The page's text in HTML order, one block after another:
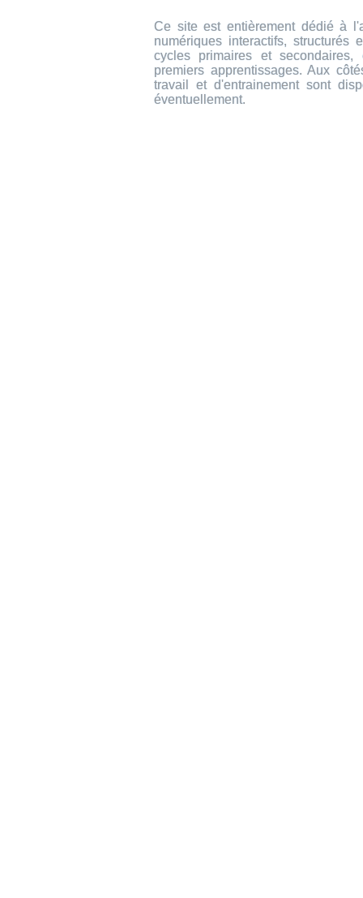
Ce site est entièrement dédié à
numériques interactifs,
cycles primaires et
premiers apprentissages. Aux
travail et d'entrainement sont
éventuellement.